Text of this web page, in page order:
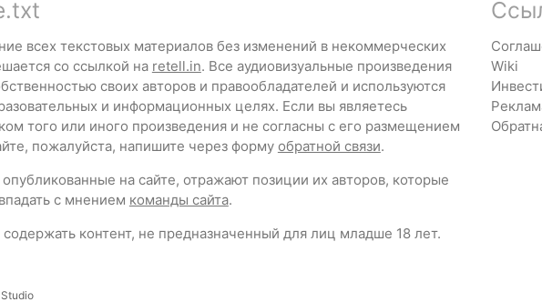
всех текстовых материалов без изменений в некоммерческих
со ссылкой на retell.in. Все аудиовизуальные произведения
своих авторов и правообладателей и используются
и информационных целях. Если вы являетесь
того или иного произведения и не согласны с его размещением
пожалуйста, напишите через форму обратной связи.
на сайте, отражают позиции их авторов, которые
с мнением команды сайта.
контент, не предназначенный для лиц младше 18 лет.
Wiki